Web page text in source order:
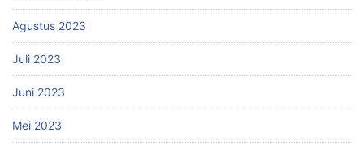
Agustus 2023
Juli 2023
Juni 2023
Mei 2023